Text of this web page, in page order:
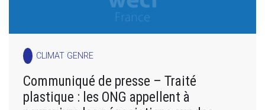
CLIMAT GENRE
Communiqué de presse – Traité
plastique : les ONG appellent à